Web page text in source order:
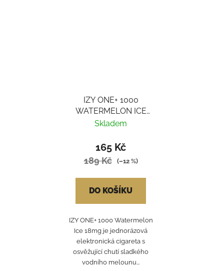
IZY ONE+ 1000
WATERMELON ICE
18MG
Skladem
165 Kč
189 Kč (–12 %)
DO KOŠÍKU
IZY ONE+ 1000 Watermelon
Ice 18mg je jednorázová
elektronická cigareta s
osvěžující chutí sladkého
vodního melounu...